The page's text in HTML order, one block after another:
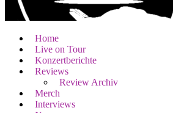
Home
Live on Tour
Konzertberichte
Reviews
Review Archiv
Merch
Interviews